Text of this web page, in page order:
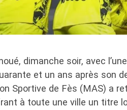
dimanche soir, avec
et un ans après son
Sportive de Fès (MAS) a
à toute une ville un titre